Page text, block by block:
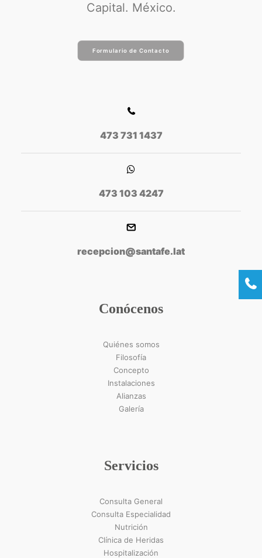
Capital. México.
Formulario de Contacto
473 731 1437
473 103 4247
recepcion@santafe.lat
Conócenos
Quiénes somos
Filosofía
Concepto
Instalaciones
Alianzas
Galería
Servicios
Consulta General
Consulta Especialidad
Nutrición
Clínica de Heridas
Hospitalización